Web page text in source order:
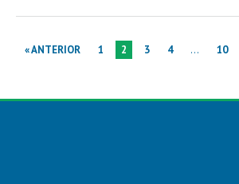
« ANTERIOR 1 2 3 4 … 10